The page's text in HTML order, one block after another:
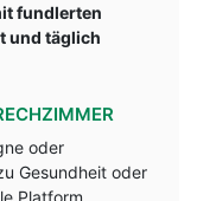
fundlerten
und täglich
oder
Gesundheit oder